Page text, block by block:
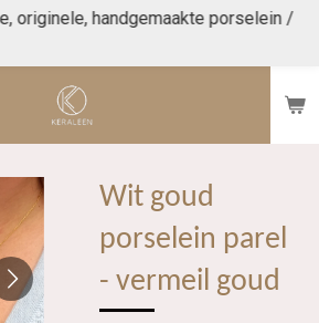
originele, handgemaakte porselein /
Wit goud
porselein parel
- vermeil goud